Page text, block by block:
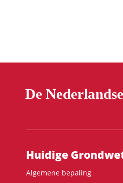
De
Hoofdnavigatie
Huidige
Algemene bepaling